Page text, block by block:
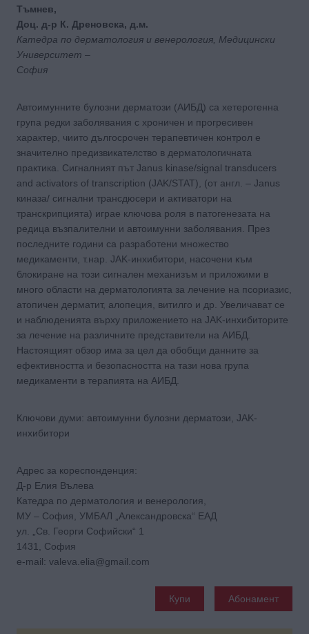
Тъмнев,
Доц. д-р К. Дреновска, д.м.
Катедра по дерматология и венерология, Медицински
Университет –
София
Автоимунните булозни дерматози (АИБД) са хетерогенна
група редки заболявания с хроничен и прогресивен
характер, чиито дългосрочен терапевтичен контрол е
значително предизвикателство в дерматологичната
практика. Сигналният път Janus kinase/signal transducers
and activators of transcription (JAK/STAT), (от англ. – Janus
киназа/ сигнални трансдюсери и активатори на
транскрипцията) играе ключова роля в патогенезата на
редица възпалителни и автоимунни заболявания. През
последните години са разработени множество
медикаменти, т.нар. JAK-инхибитори, насочени към
блокиране на този сигнален механизъм и приложими в
много области на дерматологията за лечение на псориазис,
атопичен дерматит, алопеция, витилго и др. Увеличават се
и наблюденията върху приложението на JAK-инхибиторите
за лечение на различните представители на АИБД.
Настоящият обзор има за цел да обобщи данните за
ефективността и безопасността на тази нова група
медикаменти в терапията на АИБД.
Ключови думи: автоимунни булозни дерматози, JAK-
инхибитори
Адрес за кореспонденция:
Д-р Елия Вълева
Катедра по дерматология и венерология,
МУ – София, УМБАЛ „Александровска“ ЕАД
ул. „Св. Георги Софийски“ 1
1431, София
e-mail: valeva.elia@gmail.com
Купи Абонамент